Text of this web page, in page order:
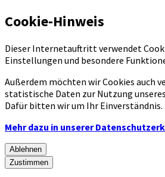
Cookie-Hinweis
Dieser Internetauftritt verwendet
Einstellungen und besondere
Außerdem möchten wir Cookies auch
statistische Daten zur Nutzung
Dafür bitten wir um Ihr Einverständnis.
Mehr dazu in unserer
Ablehnen
Zustimmen